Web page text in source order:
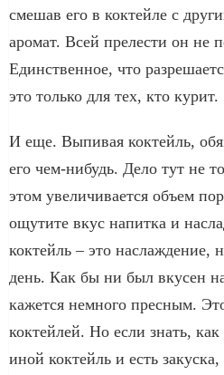
смешав его в коктейле с
аромат. Всей прелести он не
Единственное, что
это только для тех, кто курит.
И еще. Выпивая коктейль,
его чем-нибудь. Дело тут не
этом увеличивается объем
ощутите вкус напитка и
коктейль – это
день. Как бы ни был вкусен
кажется немного пресным.
коктейлей. Но если знать,
иной коктейль и есть